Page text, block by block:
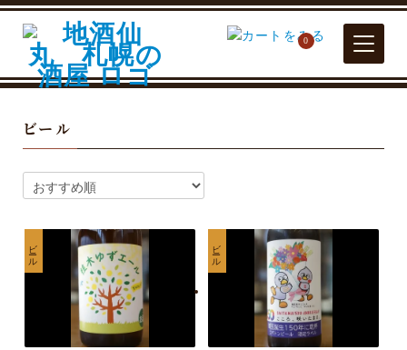
0
ビール
ビール ビール